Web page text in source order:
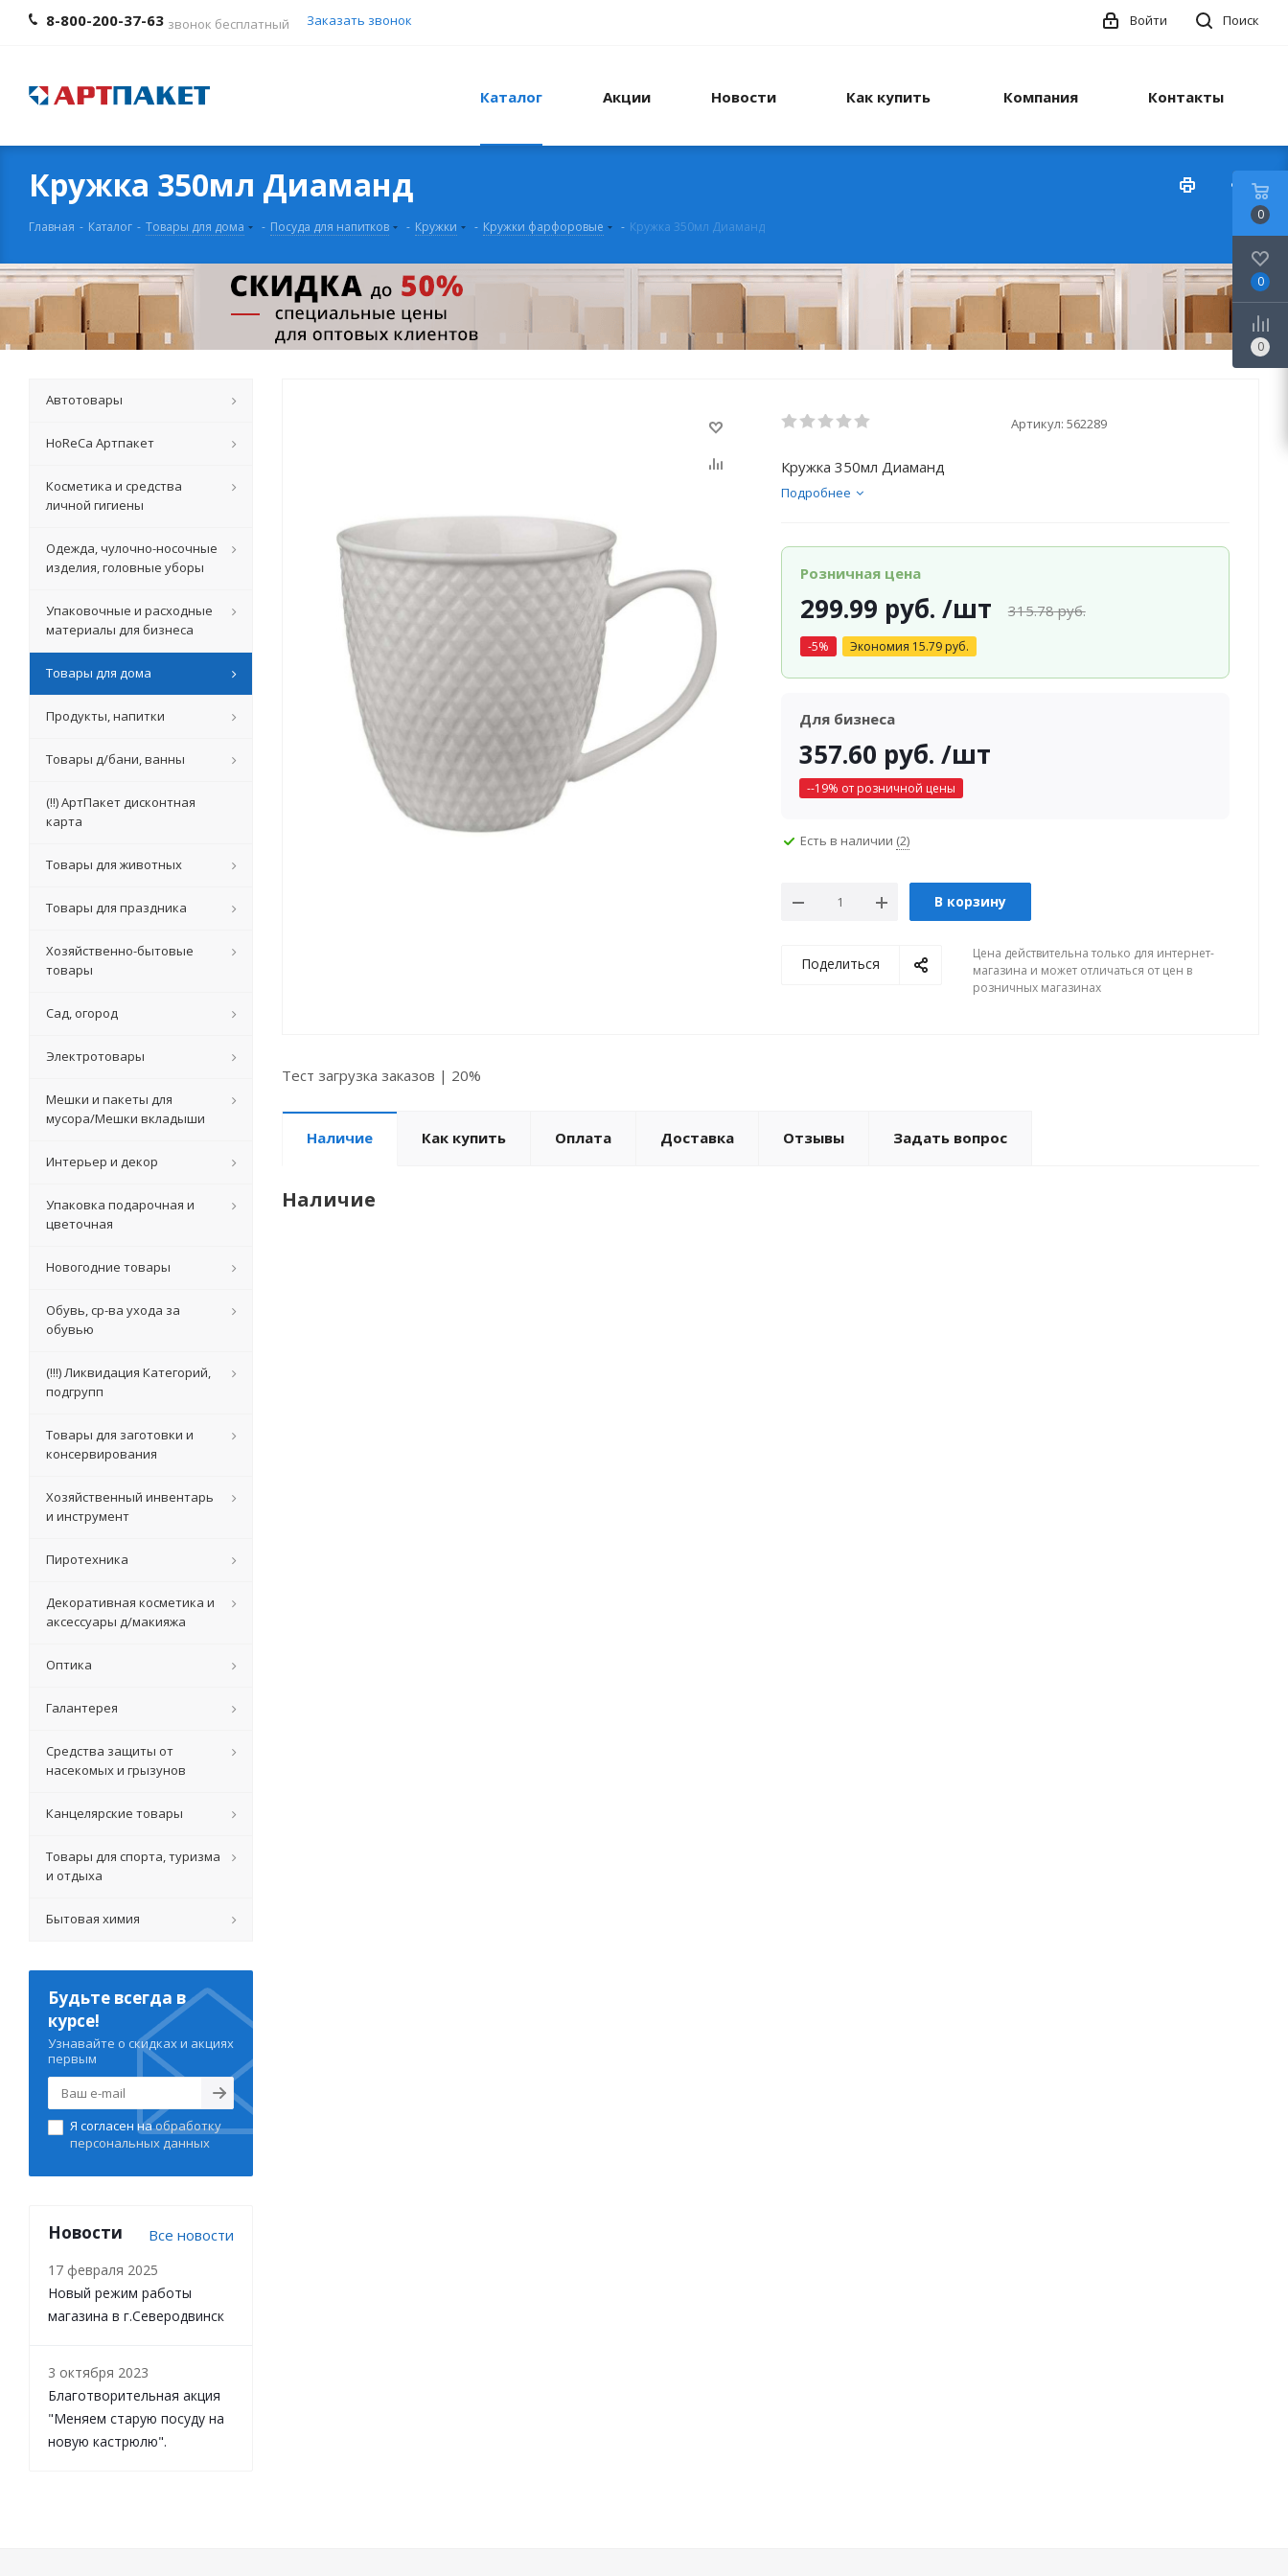
8-800-200-37-63 звонок бесплатный Заказать звонок Поиск
Войти
Каталог Акции Новости Как купить Компания Контакты
Кружка 350мл Диаманд
Главная - Каталог - Товары для дома - Посуда для напитков - Кружки - Кружки фарфоровые - Кружка 350мл Диаманд
Артикул: 562289
Кружка 350мл Диаманд
Подробнее
Розничная цена
299.99 руб. /шт 315.78руб.
-5% Экономия 15.79руб.
Для бизнеса
357.60 руб. /шт
--19% от розничной цены
Есть в наличии (2)
В корзину
Поделиться
Цена действительна только для интернет-
магазина и может отличаться от цен в
розничных магазинах
Тест загрузка заказов | 20%
Наличие Как купить Оплата Доставка Отзывы Задать вопрос
Наличие
Автотовары
HoReCa Артпакет
Косметика и средства
личной гигиены
Одежда, чулочно-носочные
изделия, головные уборы
Упаковочные и расходные
материалы для бизнеса
Товары для дома
Продукты, напитки
Товары д/бани, ванны
(!!) АртПакет дисконтная
карта
Товары для животных
Товары для праздника
Хозяйственно-бытовые
товары
Сад, огород
Электротовары
Мешки и пакеты для
мусора/Мешки вкладыши
Интерьер и декор
Упаковка подарочная и
цветочная
Новогодние товары
Обувь, ср-ва ухода за
обувью
(!!!) Ликвидация Категорий,
подгрупп
Товары для заготовки и
консервирования
Хозяйственный инвентарь
и инструмент
Пиротехника
Декоративная косметика и
аксессуары д/макияжа
Оптика
Галантерея
Средства защиты от
насекомых и грызунов
Канцелярские товары
Товары для спорта, туризма
и отдыха
Бытовая химия
Будьте всегда в
курсе!
Узнавайте о скидках и акциях
первым
Я согласен наобработку
персональных данных
Новости Все новости
17 февраля 2025
Новый режим работы
магазина в г.Северодвинск
3 октября 2023
Благотворительная акция
"Меняем старую посуду на
новую кастрюлю".
0
0
0